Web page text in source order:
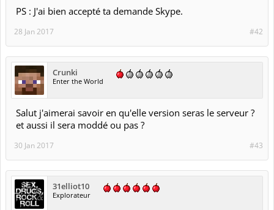
PS : J'ai bien accepté ta demande Skype.
#42
28 Jan 2017
Crunki
Enter the World
Salut j'aimerai savoir en qu'elle version seras le serveur ?
et aussi il sera moddé ou pas ?
#43
30 Jan 2017
31elliot10
Explorateur